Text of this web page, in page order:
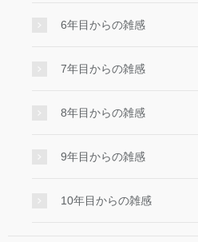
6年目からの雑感
7年目からの雑感
8年目からの雑感
9年目からの雑感
10年目からの雑感